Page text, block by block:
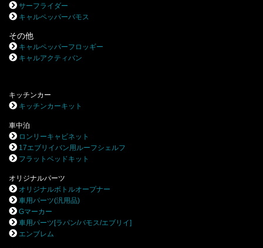
サーフライダー
キャルペッパーバモス
その他
キャルペッパーフロッギー
キャルアクティバン
キッチンカー
キッチンカーキット
車中泊
ロンリーキャビネット
17エブリイバン用ルーフシェルフ
フラットベッドキット
オリジナルパーツ
オリジナルボトルオープナー
車用パーツ(汎用品)
Gマーカー
車用パーツ[ラパン/バモス/エブリイ]
エンブレム